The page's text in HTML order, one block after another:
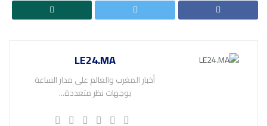
LE24.MA
أخبار المغرب والعالم على مدار الساعة
بوجهات نظر متعددة...